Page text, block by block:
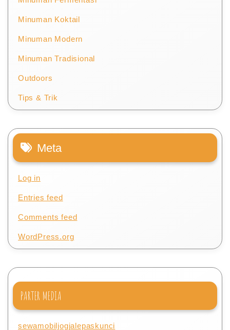
Minuman Koktail
Minuman Modern
Minuman Tradisional
Outdoors
Tips & Trik
Meta
Log in
Entries feed
Comments feed
WordPress.org
PARTER MEDIA
sewamobiljogjalepaskunci